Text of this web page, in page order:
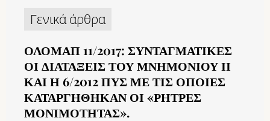
Γενικά άρθρα
ΟΛΟΜΑΠ 11/2017: ΣΥΝΤΑΓΜΑΤΙΚΈΣ
ΟΙ ΔΙΑΤΆΞΕΙΣ ΤΟΥ ΜΝΗΜΟΝΊΟΥ ΙΙ
ΚΑΙ Η 6/2012 ΠΥΣ ΜΕ ΤΙΣ ΟΠΟΊΕΣ
ΚΑΤΑΡΓΉΘΗΚΑΝ ΟΙ «ΡΉΤΡΕΣ
ΜΟΝΙΜΌΤΗΤΑΣ».